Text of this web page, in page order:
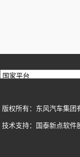
版权所有：东风汽车集团
技术支持：国泰新点软件